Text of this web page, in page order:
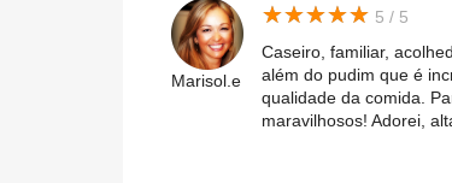
Marisol.e
★★★★★
★★★★★ 5 / 5
Caseiro, familiar,
além do pudim que é
qualidade da comida.
maravilhosos! Adorei,